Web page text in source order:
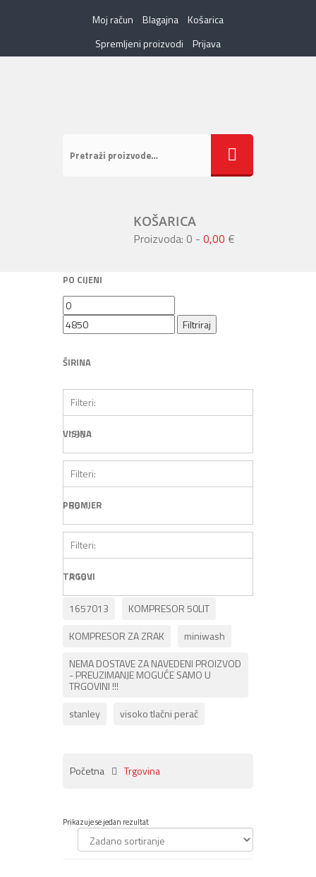
Moj račun Blagajna
Košarica
Spremljeni proizvodi
Prijava
KOŠARICA
Proizvoda: 0 - 0,00 €
PO CIJENI
Min
cijena
cijena
Filtriraj
ŠIRINA
Filteri:
1951
VISINA
Filteri:
651
PROMJER
Filteri:
R151
TAGOVI
1657013
KOMPRESOR 50LIT
KOMPRESOR ZA ZRAK
miniwash
NEMA DOSTAVE ZA NAVEDENI PROIZVOD
- PREUZIMANJE MOGUĆE SAMO U
TRGOVINI !!!
stanley
visoko tlačni perač
Početna Trgovina
Prikazuje se jedan rezultat
+ DODAJ U KOŠARICU